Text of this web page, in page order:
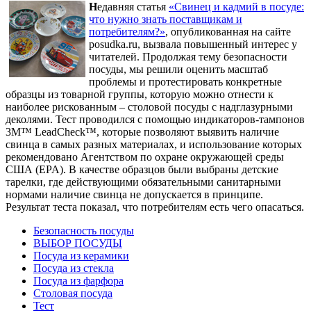
Недавняя статья «Свинец и кадмий в посуде:
что нужно знать поставщикам и
потребителям?», опубликованная на сайте
posudka.ru, вызвала повышенный интерес у
читателей. Продолжая тему безопасности
посуды, мы решили оценить масштаб
проблемы и протестировать конкретные
образцы из товарной группы, которую можно отнести к
наиболее рискованным – столовой посуды с надглазурными
деколями. Тест проводился с помощью индикаторов-тампонов
3M™ LeadCheck™, которые позволяют выявить наличие
свинца в самых разных материалах, и использование которых
рекомендовано Агентством по охране окружающей среды
США (EPA). В качестве образцов были выбраны детские
тарелки, где действующими обязательными санитарными
нормами наличие свинца не допускается в принципе.
Результат теста показал, что потребителям есть чего опасаться.
Безопасность посуды
ВЫБОР ПОСУДЫ
Посуда из керамики
Посуда из стекла
Посуда из фарфора
Столовая посуда
Тест